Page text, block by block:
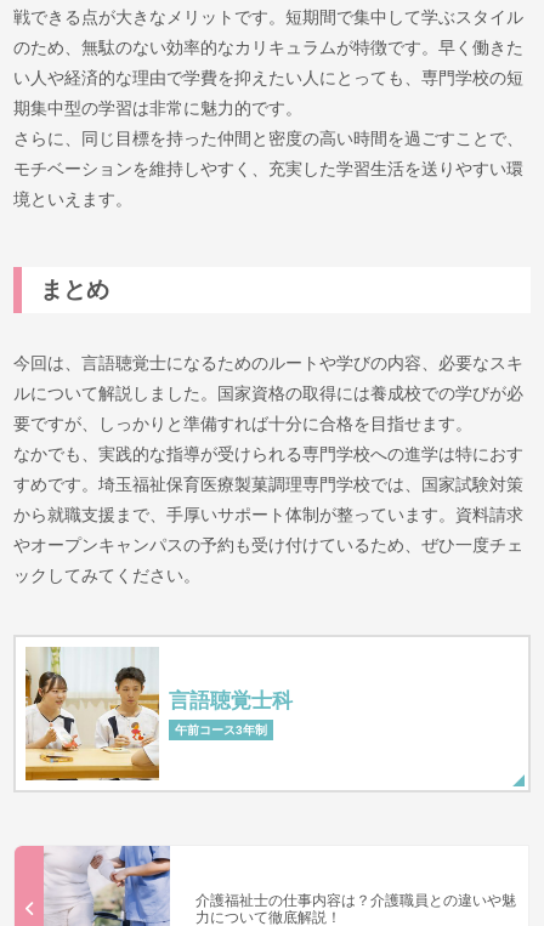
戦できる点が大きなメリットです。短期間で集中して学ぶスタイル
のため、無駄のない効率的なカリキュラムが特徴です。早く働きた
い人や経済的な理由で学費を抑えたい人にとっても、専門学校の短
期集中型の学習は非常に魅力的です。
さらに、同じ目標を持った仲間と密度の高い時間を過ごすことで、
モチベーションを維持しやすく、充実した学習生活を送りやすい環
境といえます。
まとめ
今回は、言語聴覚士になるためのルートや学びの内容、必要なスキ
ルについて解説しました。国家資格の取得には養成校での学びが必
要ですが、しっかりと準備すれば十分に合格を目指せます。
なかでも、実践的な指導が受けられる専門学校への進学は特におす
すめです。埼玉福祉保育医療製菓調理専門学校では、国家試験対策
から就職支援まで、手厚いサポート体制が整っています。資料請求
やオープンキャンパスの予約も受け付けているため、ぜひ一度チェ
ックしてみてください。
言語聴覚士科
午前コース3年制
介護福祉士の仕事内容は？介護職員との違いや魅
力について徹底解説！